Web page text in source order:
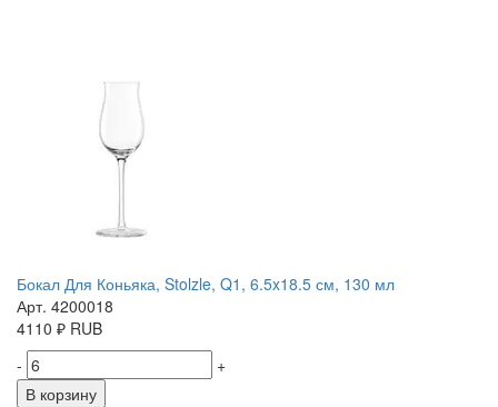
Бокал Для Коньяка, Stolzle, Q1, 6.5x18.5 см, 130 мл
Арт. 4200018
4110 ₽ RUB
-
+
В корзину